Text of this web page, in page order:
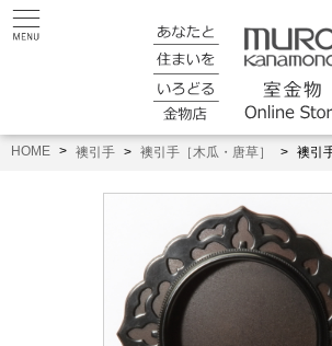
HOME 襖引手 襖引手［木瓜・唐草］ 襖引